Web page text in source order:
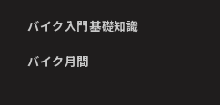
バイク入門基礎知識
バイク月間